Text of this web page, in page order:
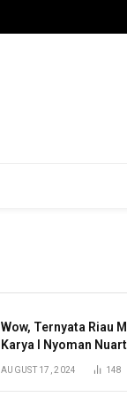
Wow, Ternyata Riau
Karya I Nyoman
AUGUST 17, 2024 148